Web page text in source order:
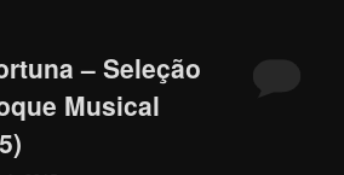
– Seleção
Musical